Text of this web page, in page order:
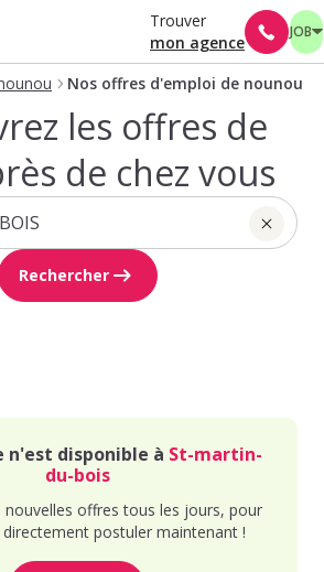
Trouver
mon agence
JOB
Nos offres d'emploi de nounou
les offres de
de chez vous
Rechercher
n'est disponible à St-martin-
du-bois
nouvelles offres tous les jours, pour
postuler maintenant !